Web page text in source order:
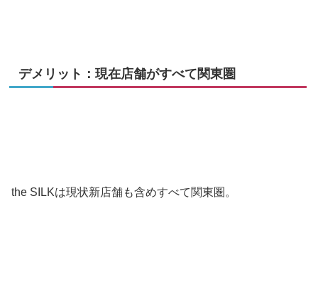
デメリット：現在店舗がすべて関東圏
the SILKは現状新店舗も含めすべて関東圏。